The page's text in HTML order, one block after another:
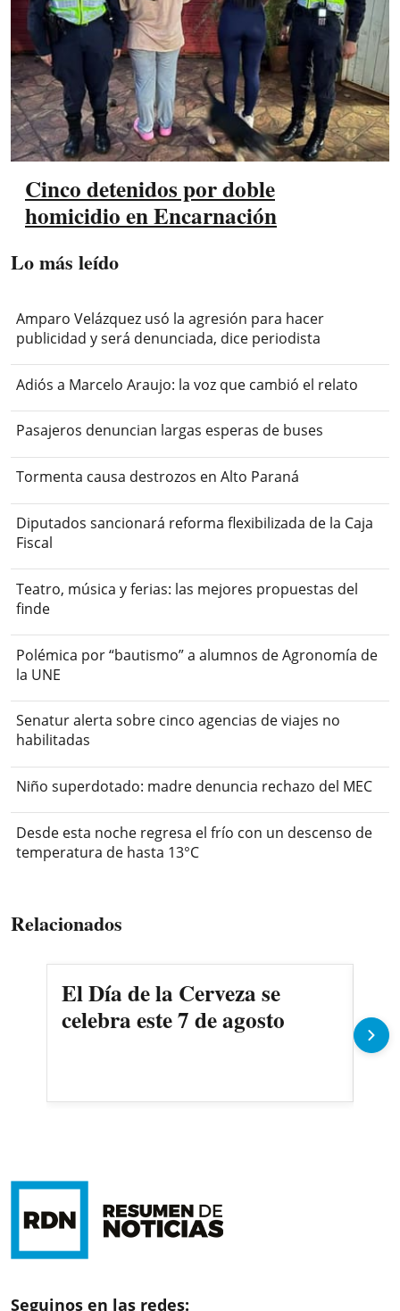
Cinco detenidos por doble
homicidio en Encarnación
Lo más leído
Amparo Velázquez usó la agresión para hacer
publicidad y será denunciada, dice periodista
Adiós a Marcelo Araujo: la voz que cambió el relato
Pasajeros denuncian largas esperas de buses
Tormenta causa destrozos en Alto Paraná
Diputados sancionará reforma flexibilizada de la Caja
Fiscal
Teatro, música y ferias: las mejores propuestas del
finde
Polémica por “bautismo” a alumnos de Agronomía de
la UNE
Senatur alerta sobre cinco agencias de viajes no
habilitadas
Niño superdotado: madre denuncia rechazo del MEC
Desde esta noche regresa el frío con un descenso de
temperatura de hasta 13°C
Relacionados
El Día de la Cerveza se
celebra este 7 de agosto
Seguinos en las redes: